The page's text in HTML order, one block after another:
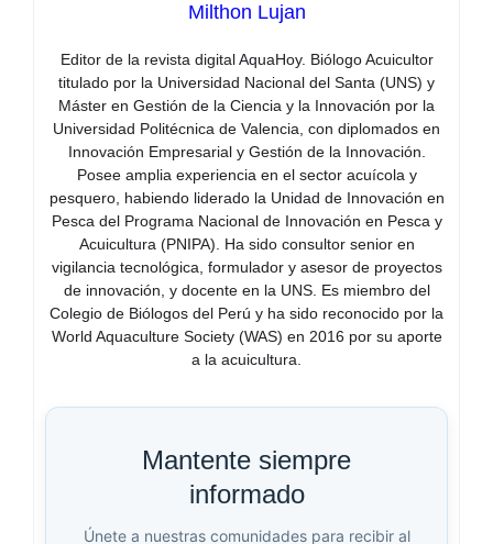
Milthon Lujan
Editor de la revista digital AquaHoy. Biólogo Acuicultor
titulado por la Universidad Nacional del Santa (UNS) y
Máster en Gestión de la Ciencia y la Innovación por la
Universidad Politécnica de Valencia, con diplomados en
Innovación Empresarial y Gestión de la Innovación.
Posee amplia experiencia en el sector acuícola y
pesquero, habiendo liderado la Unidad de Innovación en
Pesca del Programa Nacional de Innovación en Pesca y
Acuicultura (PNIPA). Ha sido consultor senior en
vigilancia tecnológica, formulador y asesor de proyectos
de innovación, y docente en la UNS. Es miembro del
Colegio de Biólogos del Perú y ha sido reconocido por la
World Aquaculture Society (WAS) en 2016 por su aporte
a la acuicultura.
Mantente siempre
informado
Únete a nuestras comunidades para recibir al